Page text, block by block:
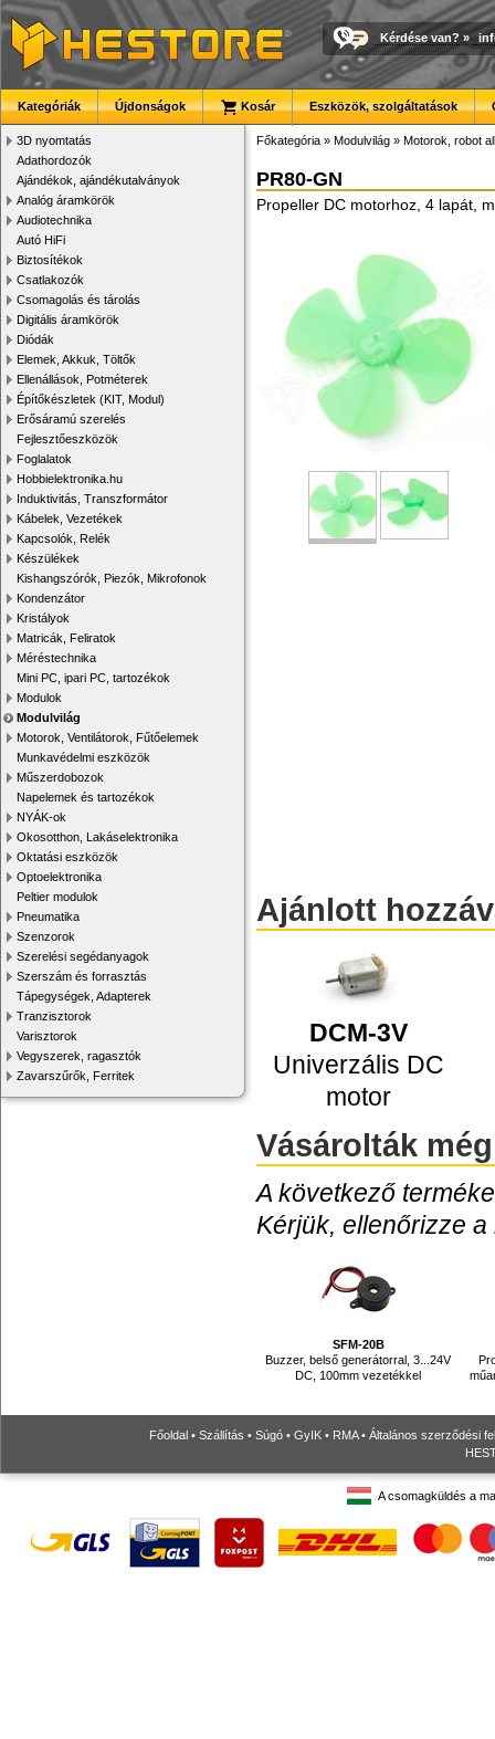
Kérdése van? »
Kategóriák Újdonságok Kosár Eszközök, szolgáltatások
3D nyomtatás
Adathordozók
Ajándékok, ajándékutalványok
Analóg áramkörök
Audiotechnika
Autó HiFi
Biztosítékok
Csatlakozók
Csomagolás és tárolás
Digitális áramkörök
Diódák
Elemek, Akkuk, Töltők
Ellenállások, Potméterek
Építőkészletek (KIT, Modul)
Erősáramú szerelés
Fejlesztőeszközök
Foglalatok
Hobbielektronika.hu
Induktivitás, Transzformátor
Kábelek, Vezetékek
Kapcsolók, Relék
Készülékek
Kishangszórók, Piezók, Mikrofonok
Kondenzátor
Kristályok
Matricák, Feliratok
Méréstechnika
Mini PC, ipari PC, tartozékok
Modulok
Modulvilág
Motorok, Ventilátorok, Fűtőelemek
Munkavédelmi eszközök
Műszerdobozok
Napelemek és tartozékok
NYÁK-ok
Okosotthon, Lakáselektronika
Oktatási eszközök
Optoelektronika
Peltier modulok
Pneumatika
Szenzorok
Szerelési segédanyagok
Szerszám és forrasztás
Tápegységek, Adapterek
Tranzisztorok
Varisztorok
Vegyszerek, ragasztók
Zavarszűrők, Ferritek
Főkategória » Modulvilág » Motorok, robot
PR80-GN
Propeller DC motorhoz, 4 lapát,
Ajánlott
DCM-3V
Univerzális DC
motor
Vásárolták még
A következő
Kérjük, ellenőrizze
SFM-20B
Buzzer, belső generátorral, 3...24V
DC, 100mm vezetékkel
Főoldal • Szállítás • Súgó • GyIK • RMA• Általános szerződési
A csomagküldés a